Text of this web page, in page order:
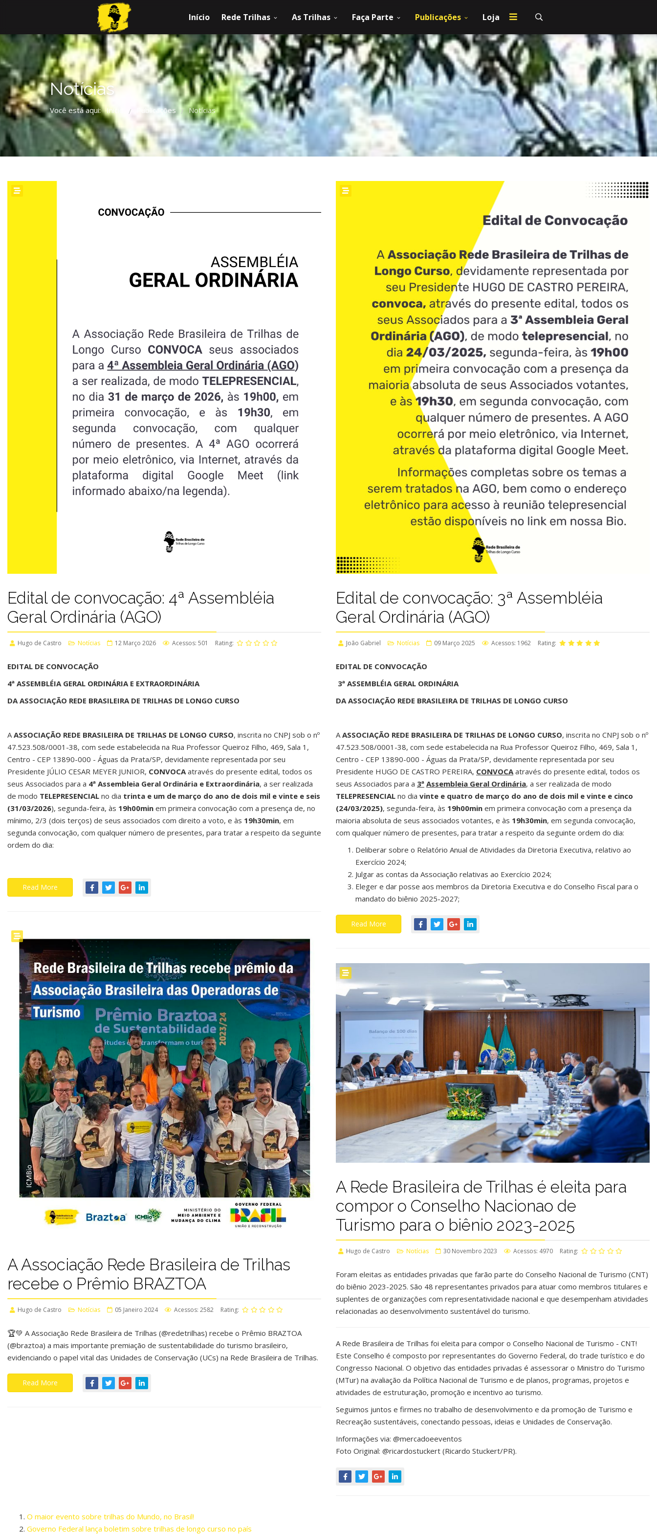
Início Rede Trilhas As Trilhas Faça Parte Publicações Loja
Notícias
Você está aqui: Início / Publicações / Notícias
Edital de convocação: 4ª Assembléia
Geral Ordinária (AGO)
Hugo de Castro Notícias 12 Março 2026 Acessos: 501 Rating:
EDITAL DE CONVOCAÇÃO
4ª ASSEMBLÉIA GERAL ORDINÁRIA E EXTRAORDINÁRIA
DA ASSOCIAÇÃO REDE BRASILEIRA DE TRILHAS DE LONGO CURSO
A ASSOCIAÇÃO REDE BRASILEIRA DE TRILHAS DE LONGO CURSO, inscrita no CNPJ sob o nº
47.523.508/0001-38, com sede estabelecida na Rua Professor Queiroz Filho, 469, Sala 1,
Centro - CEP 13890-000 - Águas da Prata/SP, devidamente representada por seu
Presidente JÚLIO CESAR MEYER JUNIOR, CONVOCA através do presente edital, todos os
seus Associados para a 4ª Assembleia Geral Ordinária e Extraordinária, a ser realizada
de modo TELEPRESENCIAL no dia trinta e um de março do ano de dois mil e vinte e seis
(31/03/2026), segunda-feira, às 19h00min em primeira convocação com a presença de, no
mínimo, 2/3 (dois terços) de seus associados com direito a voto, e às 19h30min, em
segunda convocação, com qualquer número de presentes, para tratar a respeito da seguinte
ordem do dia:
Read More
Edital de convocação: 3ª Assembléia
Geral Ordinária (AGO)
João Gabriel Notícias 09 Março 2025 Acessos: 1962 Rating:
EDITAL DE CONVOCAÇÃO
3ª ASSEMBLÉIA GERAL ORDINÁRIA
DA ASSOCIAÇÃO REDE BRASILEIRA DE TRILHAS DE LONGO CURSO
A ASSOCIAÇÃO REDE BRASILEIRA DE TRILHAS DE LONGO CURSO, inscrita no CNPJ sob o nº
47.523.508/0001-38, com sede estabelecida na Rua Professor Queiroz Filho, 469, Sala 1,
Centro - CEP 13890-000 - Águas da Prata/SP, devidamente representada por seu
Presidente HUGO DE CASTRO PEREIRA, CONVOCA através do presente edital, todos os
seus Associados para a 3ª Assembleia Geral Ordinária, a ser realizada de modo
TELEPRESENCIAL no dia vinte e quatro de março do ano de dois mil e vinte e cinco
(24/03/2025), segunda-feira, às 19h00min em primeira convocação com a presença da
maioria absoluta de seus associados votantes, e às 19h30min, em segunda convocação,
com qualquer número de presentes, para tratar a respeito da seguinte ordem do dia:
Deliberar sobre o Relatório Anual de Atividades da Diretoria Executiva, relativo ao
Exercício 2024;
Julgar as contas da Associação relativas ao Exercício 2024;
Eleger e dar posse aos membros da Diretoria Executiva e do Conselho Fiscal para o
mandato do biênio 2025-2027;
Read More
A Associação Rede Brasileira de Trilhas
recebe o Prêmio BRAZTOA
Hugo de Castro Notícias 05 Janeiro 2024 Acessos: 2582 Rating:
🏆💚 A Associação Rede Brasileira de Trilhas (@redetrilhas) recebe o Prêmio BRAZTOA
(@braztoa) a mais importante premiação de sustentabilidade do turismo brasileiro,
evidenciando o papel vital das Unidades de Conservação (UCs) na Rede Brasileira de Trilhas.
Read More
A Rede Brasileira de Trilhas é eleita para
compor o Conselho Nacionao de
Turismo para o biênio 2023-2025
Hugo de Castro Notícias 30 Novembro 2023 Acessos: 4970 Rating:
Foram eleitas as entidades privadas que farão parte do Conselho Nacional de Turismo (CNT)
do biênio 2023-2025. São 48 representantes privados para atuar como membros titulares e
suplentes de organizações com representatividade nacional e que desempenham atividades
relacionadas ao desenvolvimento sustentável do turismo.
A Rede Brasileira de Trilhas foi eleita para compor o Conselho Nacional de Turismo - CNT!
Este Conselho é composto por representantes do Governo Federal, do trade turístico e do
Congresso Nacional. O objetivo das entidades privadas é assessorar o Ministro do Turismo
(MTur) na avaliação da Política Nacional de Turismo e de planos, programas, projetos e
atividades de estruturação, promoção e incentivo ao turismo.
Seguimos juntos e firmes no trabalho de desenvolvimento e da promoção de Turismo e
Recreação sustentáveis, conectando pessoas, ideias e Unidades de Conservação.
Informações via: @mercadoeeventos
Foto Original: @ricardostuckert (Ricardo Stuckert/PR).
O maior evento sobre trilhas do Mundo, no Brasil!
Governo Federal lança boletim sobre trilhas de longo curso no país